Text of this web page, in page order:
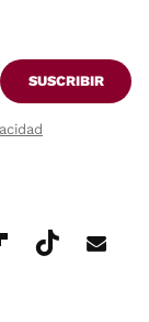
SUSCRIBIR